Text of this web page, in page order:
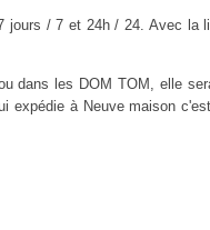
/ 7 et 24h / 24. Avec la
dans les DOM TOM, elle
expédie à Neuve maison